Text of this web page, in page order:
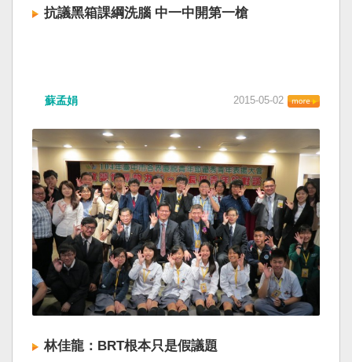
抗議黑箱課綱洗腦 中一中開第一槍
蘇孟娟 2015-05-02
林佳龍：BRT根本只是假議題